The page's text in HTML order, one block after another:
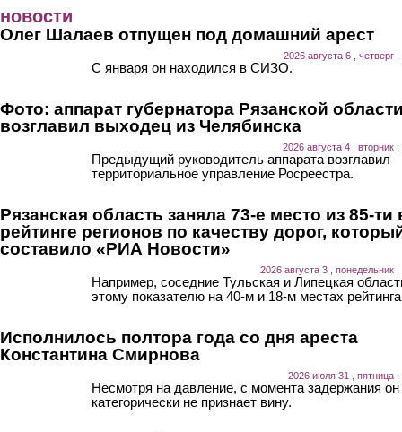
новости
Олег Шалаев отпущен под домашний арест
2026 августа 6 , четверг
С января он находился в СИЗО.
Фото: аппарат губернатора Рязанской
возглавил выходец из Челябинска
2026 августа 4 , вторник
Предыдущий руководитель аппарата возглавил
территориальное управление Росреестра.
Рязанская область заняла 73-е место из 85-ти
рейтинге регионов по качеству дорог,
составило «РИА Новости»
2026 августа 3 , понедельник ,
Например, соседние Тульская и Липецкая
этому показателю на 40-м и 18-м местах
Исполнилось полтора года со дня ареста
Константина Смирнова
2026 июля 31 , пятница ,
Несмотря на давление, с момента задержания он
категорически не признает вину.